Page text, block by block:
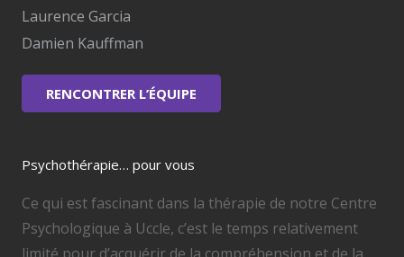
Laurence Garcia
Damien Kauffman
RENCONTRER L’ÉQUIPE
Psychothérapie… pour vous
Ce qui est fascinant dans la thérapie de notre Centre
Psychologique à Uccle, c’est le temps relativement